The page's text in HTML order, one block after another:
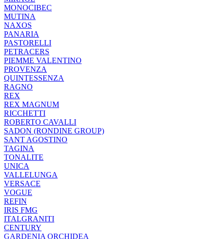
MONOCIBEC
MUTINA
NAXOS
PANARIA
PASTORELLI
PETRACERS
PIEMME VALENTINO
PROVENZA
QUINTESSENZA
RAGNO
REX
REX MAGNUM
RICCHETTI
ROBERTO CAVALLI
SADON (RONDINE GROUP)
SANT AGOSTINO
TAGINA
TONALITE
UNICA
VALLELUNGA
VERSACE
VOGUE
REFIN
IRIS FMG
ITALGRANITI
CENTURY
GARDENIA ORCHIDEA